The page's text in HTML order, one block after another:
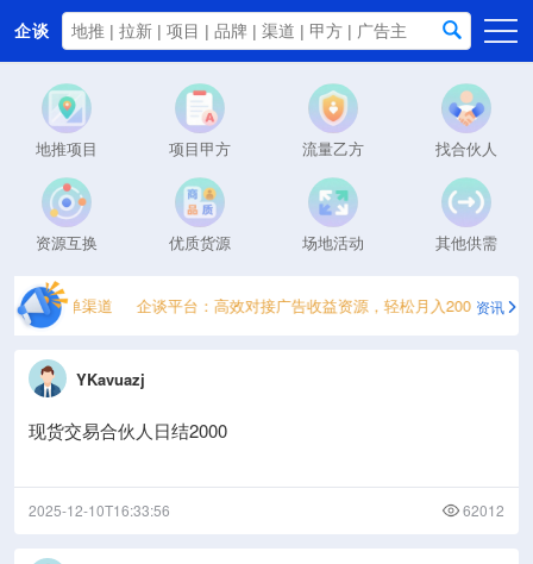
企谈
首页
商务资源
资讯动态
关于我们
地推项目 项目甲方 流量乙方 找合伙人
资源互换 优质货源 场地活动 其他供需
手接单渠道 企谈平台：高效对接广告收益资源，轻松月入2000+ 资讯
YKavuazj
现货交易合伙人日结2000
2025-12-10T16:33:56 62012